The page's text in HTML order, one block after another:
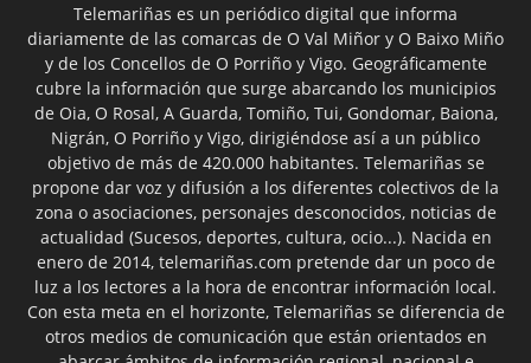
Telemariñas es un periódico digital que informa
diariamente de las comarcas de O Val Miñor y O Baixo Miño
y de los Concellos de O Porriño y Vigo. Geográficamente
cubre la información que surge abarcando los municipios
de Oia, O Rosal, A Guarda, Tomiño, Tui, Gondomar, Baiona,
Nigrán, O Porriño y Vigo, dirigiéndose así a un público
objetivo de más de 420.000 habitantes. Telemariñas se
propone dar voz y difusión a los diferentes colectivos de la
zona o asociaciones, personajes desconocidos, noticias de
actualidad (Sucesos, deportes, cultura, ocio...). Nacida en
enero de 2014, telemariñas.com pretende dar un poco de
luz a los lectores a la hora de encontrar información local.
Con esta meta en el horizonte, Telemariñas se diferencia de
otros medios de comunicación que están orientados en